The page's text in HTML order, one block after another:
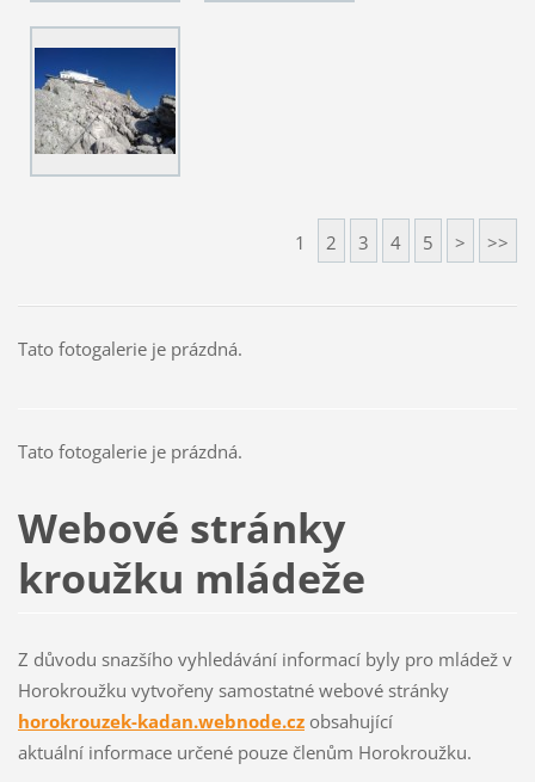
1 2 3 4 5 > >>
Tato fotogalerie je prázdná.
Tato fotogalerie je prázdná.
Webové stránky
kroužku mládeže
Z důvodu snazšího vyhledávání informací byly pro mládež v
Horokroužku vytvořeny samostatné webové stránky
horokrouzek-kadan.webnode.czobsahující
aktuální informace určené pouze členům Horokroužku.